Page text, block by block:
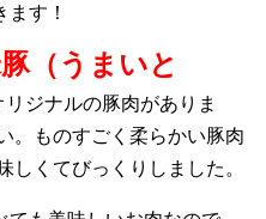
す！
豚（うまいと
ジナルの豚肉がありま
。ものすごく柔らかい豚肉
しくてびっくりしました。